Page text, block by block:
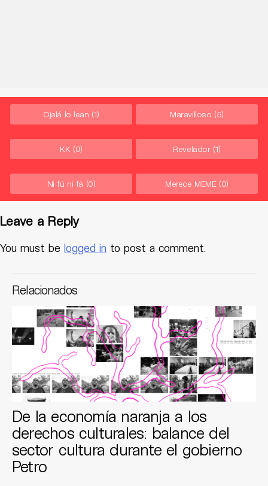
Ojalá lo lean (1) Maravilloso (5)
KK (0) Revelador (1)
Ni fú ni fá (0) Merece MEME (0)
Leave a Reply
You must be logged in to post a comment.
Relacionados
De la economía naranja a los
derechos culturales: balance del
sector cultura durante el gobierno
Petro